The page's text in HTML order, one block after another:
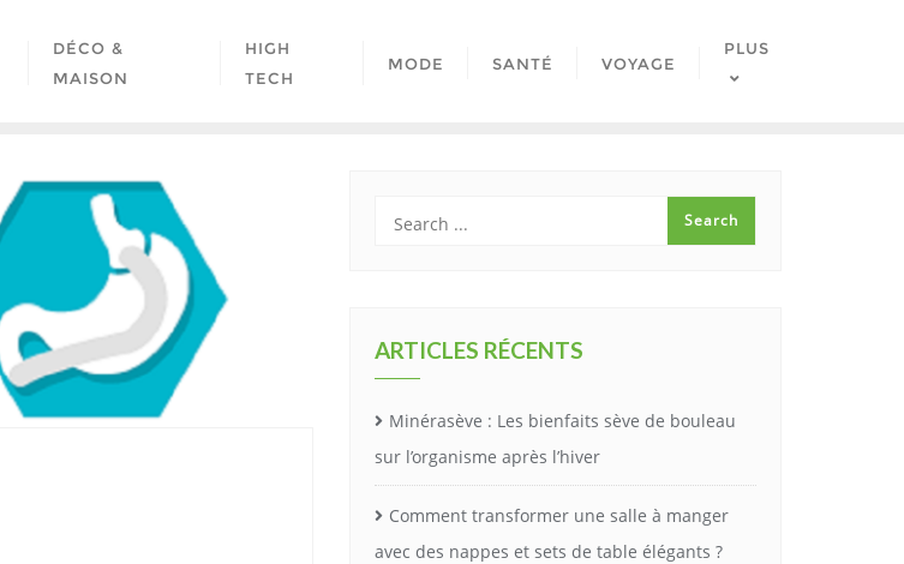
DÉCO &
MAISON
HIGH
TECH
MODE SANTÉ VOYAGE
PLUS
ARTICLES RÉCENTS
Minérasève : Les bienfaits sève de bouleau
sur l’organisme après l’hiver
Comment transformer une salle à manger
avec des nappes et sets de table élégants ?